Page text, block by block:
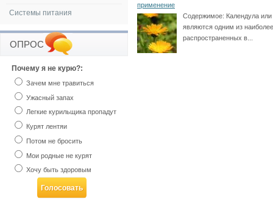
применение
Содержимое: Календула или
являются одним из наиболее
распространенных в...
Системы питания
ОПРОС
Почему я не курю?:
Зачем мне травиться
Ужасный запах
Легкие курильщика пропадут
Курят лентяи
Потом не бросить
Мои родные не курят
Хочу быть здоровым